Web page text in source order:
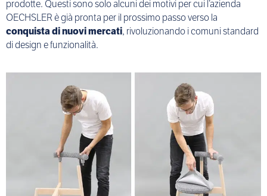
prodotte. Questi sono solo alcuni dei motivi per cui l’azienda
OECHSLER è già pronta per il prossimo passo verso la
conquista di nuovi mercati, rivoluzionando i comuni standard
di design e funzionalità.